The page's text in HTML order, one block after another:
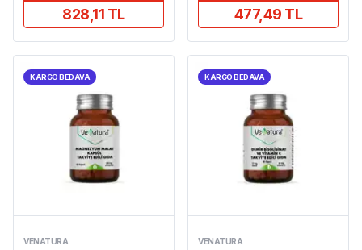
828,11 TL 477,49 TL
KARGO BEDAVA
VENATURA
KARGO BEDAVA
VENATURA